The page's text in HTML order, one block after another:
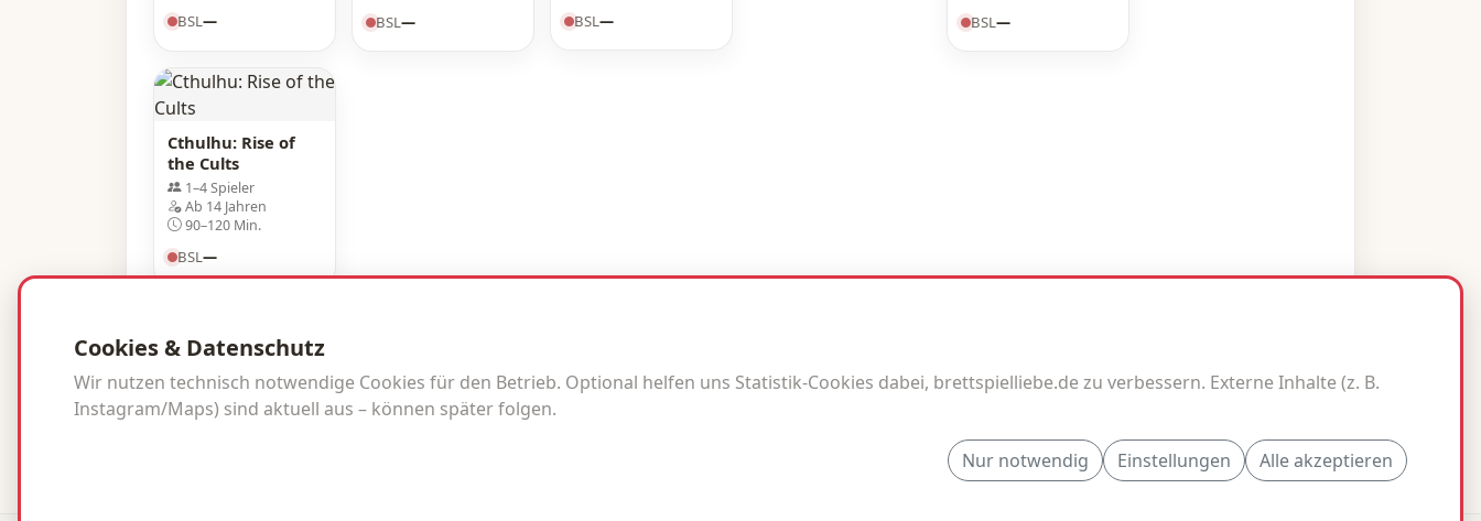
BSL— BSL— BSL— BSL—
Cthulhu: Rise of
the Cults
1–4 Spieler
Ab 14 Jahren
90–120 Min.
BSL—
© 2026 brettspielliebe.de · BSL inside.
Cookies & Datenschutz
Wir nutzen technisch notwendige Cookies für den Betrieb. Optional helfen uns Statistik-Cookies dabei, brettspielliebe.de zu verbessern. Externe Inhalte (z. B.
Instagram/Maps) sind aktuell aus – können später folgen.
Nur notwendig Einstellungen Alle akzeptieren